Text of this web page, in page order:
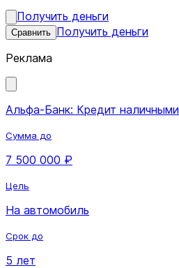
Получить деньги
Сравнить Получить деньги
Реклама
Альфа-Банк: Кредит наличными
Сумма до
7 500 000 ₽
Цель
На автомобиль
Срок до
5 лет